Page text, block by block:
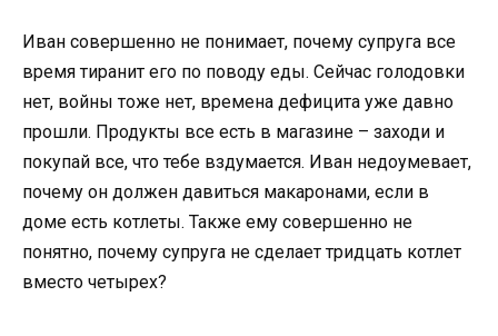
Иван совершенно не понимает, почему супруга все
время тиранит его по поводу еды. Сейчас голодовки
нет, войны тоже нет, времена дефицита уже давно
прошли. Продукты все есть в магазине – заходи и
покупай все, что тебе вздумается. Иван недоумевает,
почему он должен давиться макаронами, если в
доме есть котлеты. Также ему совершенно не
понятно, почему супруга не сделает тридцать котлет
вместо четырех?